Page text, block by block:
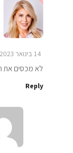
14 בינואר 2023
לא מכסים את
Reply